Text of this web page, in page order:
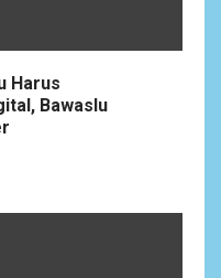
Harus
Bawaslu